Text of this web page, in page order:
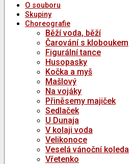
O souboru
Skupiny
Choreografie
Běží voda, běží
Čarování s kloboukem
Figurální tance
Husopasky
Kočka a myš
Mašlový
Na vojáky
Přiněsemy majiček
Sedlaček
U Dunaja
V kolaji voda
Velikonoce
Veselá vánoční koleda
Vřetenko